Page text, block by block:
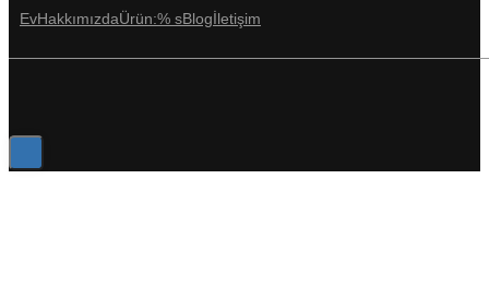
EvHakkımızdaÜrün:% sBlogİletişim